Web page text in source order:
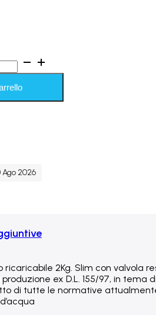
2026
ricaricabile 2Kg. Slim con valvola
produzione ex D.L. 155/97, in
di tutte le normative